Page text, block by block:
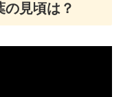
見頃は？